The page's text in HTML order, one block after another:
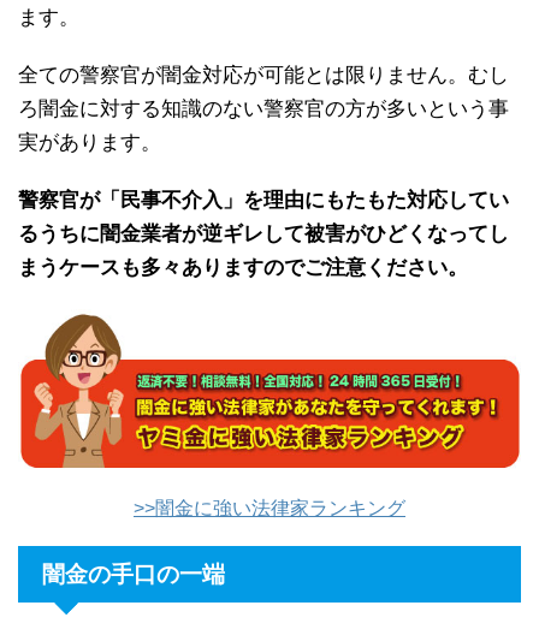
ます。
全ての警察官が闇金対応が可能とは限りません。むし
ろ闇金に対する知識のない警察官の方が多いという事
実があります。
警察官が「民事不介入」を理由にもたもた対応してい
るうちに闇金業者が逆ギレして被害がひどくなってし
まうケースも多々ありますのでご注意ください。
>>闇金に強い法律家ランキング
闇金の手口の一端